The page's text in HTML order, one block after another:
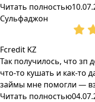
Читать полностью
Сульфаджон
Fcredit KZ
Так получилось, что зп
что-то кушать и как-то
займы мне помогли —
Читать полностью